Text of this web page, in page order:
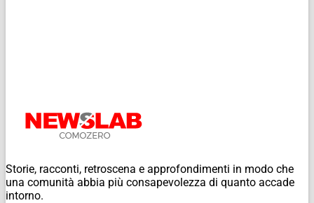
Storie, racconti, retroscena e approfondimenti in modo che
una comunità abbia più consapevolezza di quanto accade
intorno.